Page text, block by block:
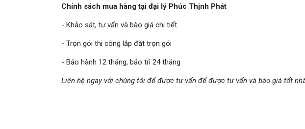
Chính sách mua hàng tại đại lý Phúc Thịnh Phát
- Khảo sát, tư vấn và bào giá chi tiết
- Trọn gói thi công lắp đặt trọn gói
- Bảo hành 12 tháng, bảo trì 24 tháng
Liên hệ ngay với chúng tôi để được tư vấn để được tư vấn và báo giá tốt